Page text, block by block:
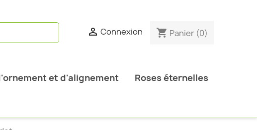
 Connexion shopping_cart Panier (0)
et d'alignement Roses éternelles